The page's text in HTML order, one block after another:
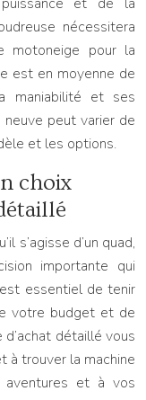
nécessitera
motoneige pour la
est en moyenne de
et ses
neuve peut varier de
et les options.
choix
s’agisse d’un quad,
importante qui
essentiel de tenir
votre budget et de
détaillé vous
à trouver la machine
aventures et à vos